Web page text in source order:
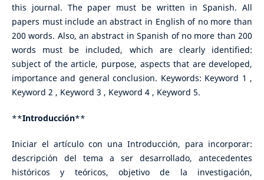
this journal. The paper must be written in Spanish. All
papers must include an abstract in English of no more than
200 words. Also, an abstract in Spanish of no more than 200
words must be included, which are clearly identified:
subject of the article, purpose, aspects that are developed,
importance and general conclusion. Keywords: Keyword 1 ,
Keyword 2 , Keyword 3 , Keyword 4 , Keyword 5.
**Introducción**
Iniciar el artículo con una Introducción, para incorporar:
descripción del tema a ser desarrollado, antecedentes
históricos y teóricos, objetivo de la investigación,